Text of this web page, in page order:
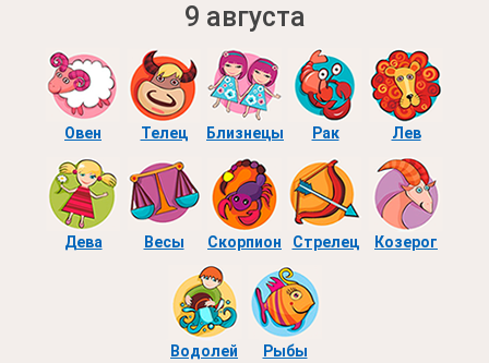
9 августа
Овен Телец Близнецы Рак Лев
Дева Весы Скорпион Стрелец Козерог
Водолей Рыбы